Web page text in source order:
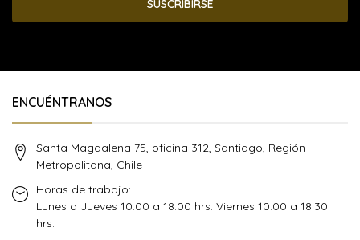
SUSCRIBIRSE
ENCUÉNTRANOS
Santa Magdalena 75, oficina 312, Santiago, Región
Metropolitana, Chile
Horas de trabajo:
Lunes a Jueves 10:00 a 18:00 hrs. Viernes 10:00 a 18:30
hrs.